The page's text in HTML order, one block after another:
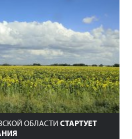
ОБЛАСТИ СТАРТУЕТ